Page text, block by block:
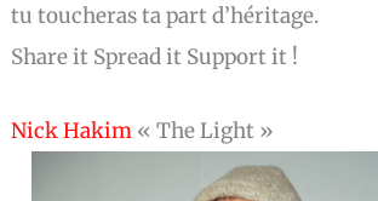
tu toucheras ta part d’héritage.
Share it Spread it Support it !
Nick Hakim « The Light »